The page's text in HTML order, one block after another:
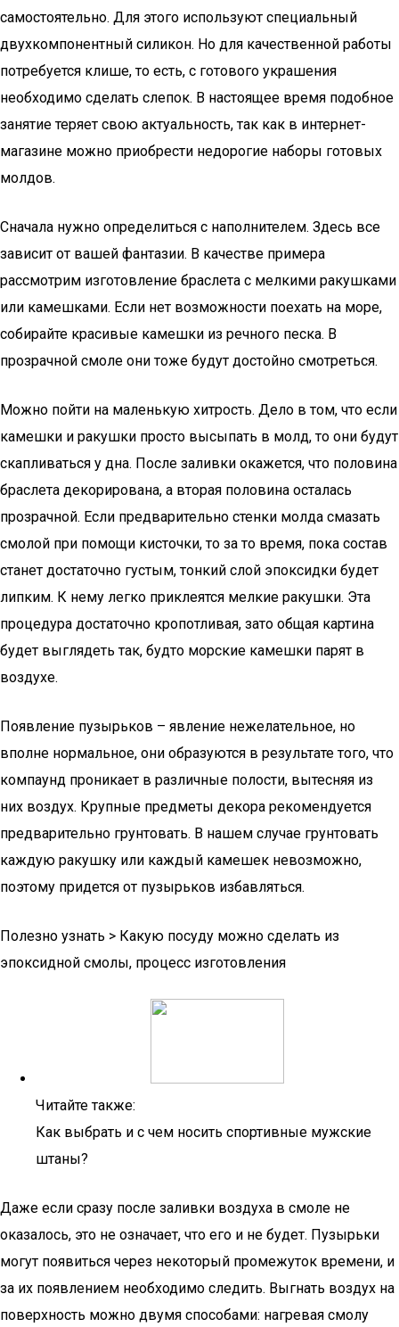
самостоятельно. Для этого используют специальный
двухкомпонентный силикон. Но для качественной работы
потребуется клише, то есть, с готового украшения
необходимо сделать слепок. В настоящее время подобное
занятие теряет свою актуальность, так как в интернет-
магазине можно приобрести недорогие наборы готовых
молдов.
Сначала нужно определиться с наполнителем. Здесь все
зависит от вашей фантазии. В качестве примера
рассмотрим изготовление браслета с мелкими ракушками
или камешками. Если нет возможности поехать на море,
собирайте красивые камешки из речного песка. В
прозрачной смоле они тоже будут достойно смотреться.
Можно пойти на маленькую хитрость. Дело в том, что если
камешки и ракушки просто высыпать в молд, то они будут
скапливаться у дна. После заливки окажется, что половина
браслета декорирована, а вторая половина осталась
прозрачной. Если предварительно стенки молда смазать
смолой при помощи кисточки, то за то время, пока состав
станет достаточно густым, тонкий слой эпоксидки будет
липким. К нему легко приклеятся мелкие ракушки. Эта
процедура достаточно кропотливая, зато общая картина
будет выглядеть так, будто морские камешки парят в
воздухе.
Появление пузырьков – явление нежелательное, но
вполне нормальное, они образуются в результате того, что
компаунд проникает в различные полости, вытесняя из
них воздух. Крупные предметы декора рекомендуется
предварительно грунтовать. В нашем случае грунтовать
каждую ракушку или каждый камешек невозможно,
поэтому придется от пузырьков избавляться.
Полезно узнать > Какую посуду можно сделать из
эпоксидной смолы, процесс изготовления
Читайте также:
Как выбрать и с чем носить спортивные мужские
штаны?
Даже если сразу после заливки воздуха в смоле не
оказалось, это не означает, что его и не будет. Пузырьки
могут появиться через некоторый промежуток времени, и
за их появлением необходимо следить. Выгнать воздух на
поверхность можно двумя способами: нагревая смолу